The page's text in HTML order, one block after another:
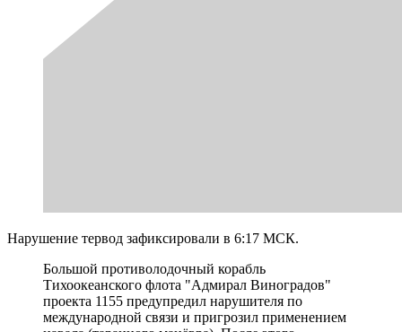
Нарушение тервод зафиксировали в 6:17 МСК.
Большой противолодочный корабль
Тихоокеанского флота "Адмирал Виноградов"
проекта 1155 предупредил нарушителя по
международной связи и пригрозил применением